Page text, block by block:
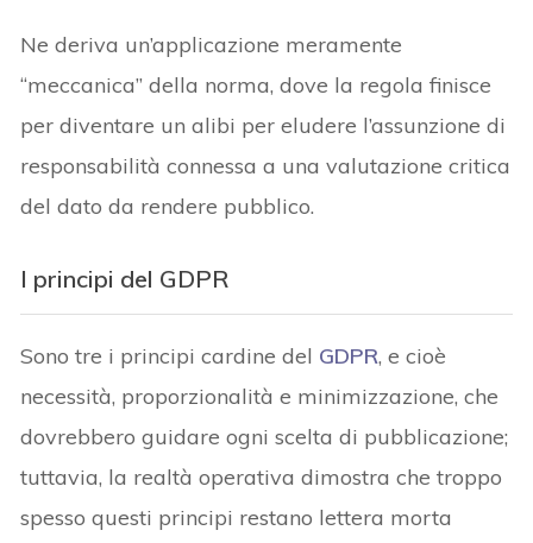
Ne deriva un’applicazione meramente
“meccanica” della norma, dove la regola finisce
per diventare un alibi per eludere l’assunzione di
responsabilità connessa a una valutazione critica
del dato da rendere pubblico.
I principi del GDPR
Sono tre i principi cardine del GDPR, e cioè
necessità, proporzionalità e minimizzazione, che
dovrebbero guidare ogni scelta di pubblicazione;
tuttavia, la realtà operativa dimostra che troppo
spesso questi principi restano lettera morta